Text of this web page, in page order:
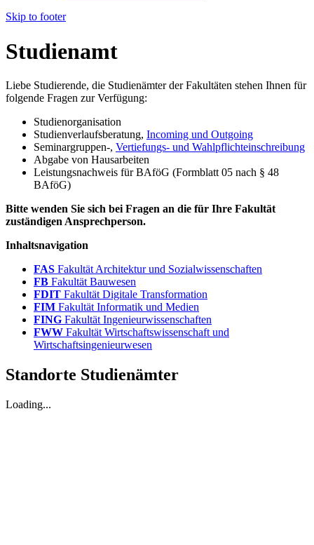
Skip to footer
Studienamt
Liebe Studierende, die Studienämter der Fakultäten stehen Ihnen für
folgende Fragen zur Verfügung:
Studienorganisation
Studienverlaufsberatung, Incoming und Outgoing
Seminargruppen-, Vertiefungs- und Wahlpflichteinschreibung
Abgabe von Hausarbeiten
Leistungsnachweis für BAföG (Formblatt 05 nach § 48
BAföG)
Bitte wenden Sie sich bei Fragen an die für Ihre Fakultät
zuständigen Ansprechperson.
Inhaltsnavigation
FAS Fakultät Architektur und Sozialwissenschaften
FB Fakultät Bauwesen
FDIT Fakultät Digitale Transformation
FIM Fakultät Informatik und Medien
FING Fakultät Ingenieurwissenschaften
FWW Fakultät Wirtschaftswissenschaft und
Wirtschaftsingenieurwesen
Standorte Studienämter
Loading...